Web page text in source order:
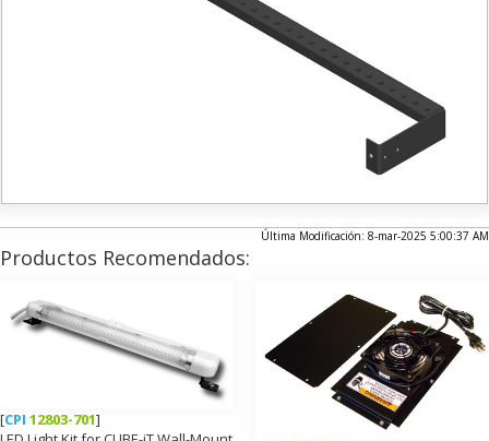
Última Modificación: 8-mar-2025 5:00:37 AM
Productos Recomendados:
[CPI 12803-701]